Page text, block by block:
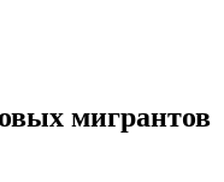
мигрантов